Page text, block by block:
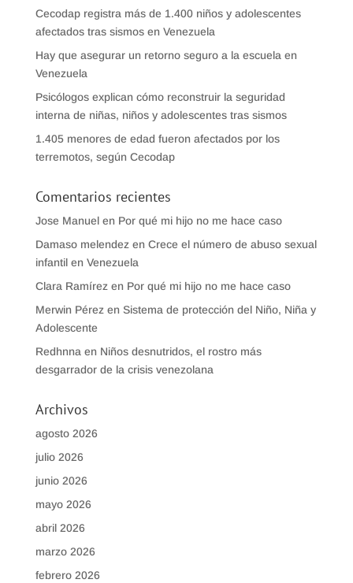
Cecodap registra más de 1.400 niños y adolescentes
afectados tras sismos en Venezuela
Hay que asegurar un retorno seguro a la escuela en
Venezuela
Psicólogos explican cómo reconstruir la seguridad
interna de niñas, niños y adolescentes tras sismos
1.405 menores de edad fueron afectados por los
terremotos, según Cecodap
Comentarios recientes
Jose Manuelen Por qué mi hijo no me hace caso
Damaso melendez en Crece el número de abuso sexual
infantil en Venezuela
Clara Ramírez en Por qué mi hijo no me hace caso
Merwin Pérez en Sistema de protección del Niño, Niña y
Adolescente
Redhnna en Niños desnutridos, el rostro más
desgarrador de la crisis venezolana
Archivos
agosto 2026
julio 2026
junio 2026
mayo 2026
abril 2026
marzo 2026
febrero 2026